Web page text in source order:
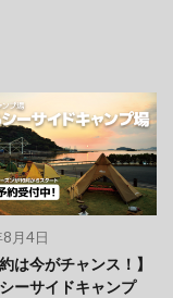
月4日
は今がチャンス！】
ーサイドキャンプ